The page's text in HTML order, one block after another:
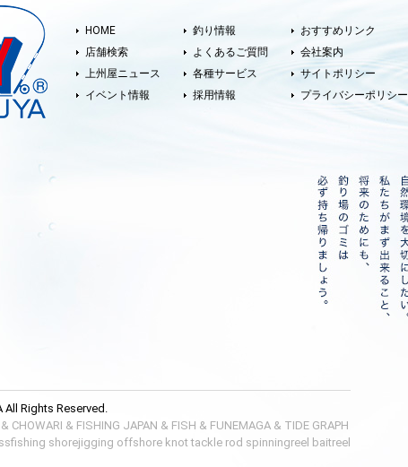
HOME
店舗検索
上州屋ニュース
イベント情報
釣り情報
よくあるご質問
各種サービス
採用情報
おすすめリンク
会社案内
サイトポリシー
プライバシーポリシー
Rights Reserved.
& CHOWARI & FISHING JAPAN & FISH & FUNEMAGA & TIDE GRAPH
shorejigging offshore knot tackle rod spinningreel baitreel